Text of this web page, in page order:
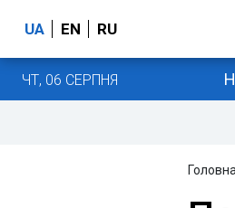
UA EN RU
ЧТ, 06 СЕРПНЯ
Головна